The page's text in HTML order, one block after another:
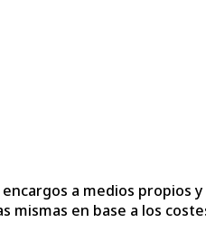
encargos a medios
mismas en base a los